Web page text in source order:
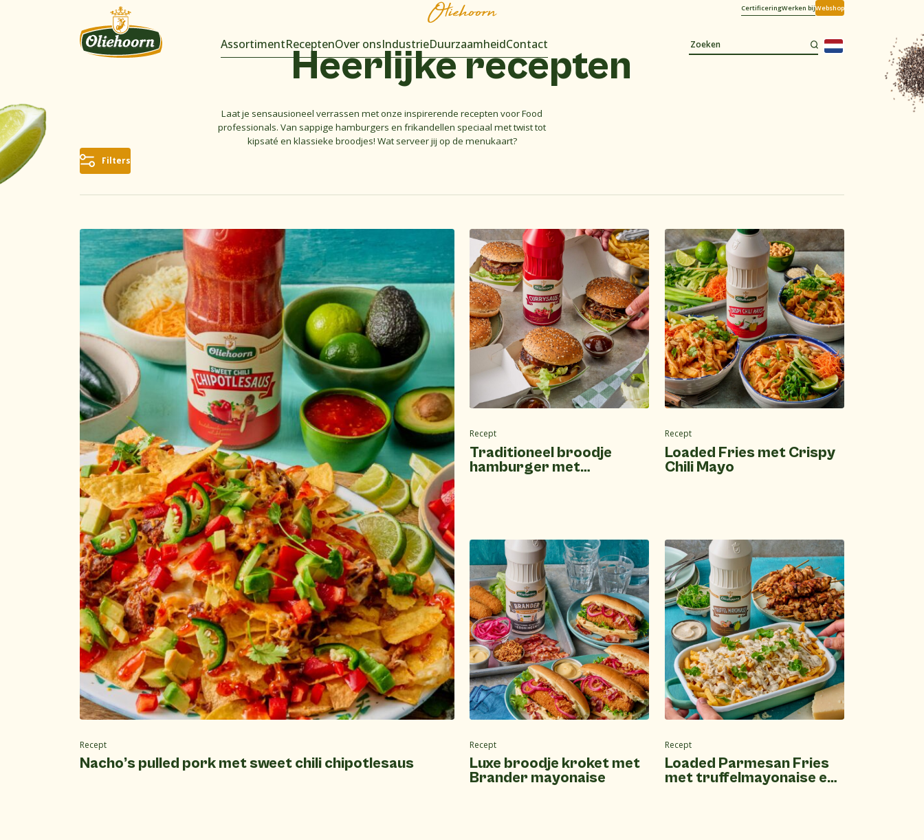
CertificeringWerken bijWebshop
AssortimentReceptenOver onsIndustrieDuurzaamheidContact
Oliehoorn
Heerlijkerecepten
Laat je sensausioneel verrassen met onze inspirerende recepten voor Food
professionals. Van sappige hamburgers en frikandellen speciaal met twist tot
kipsaté en klassieke broodjes! Wat serveer jij op de menukaart?
Filters
Recept
Nacho’s pulled pork met sweet chili chipotlesaus
Recept
Traditioneel broodje
hamburger met
Recept
Loaded Fries met Crispy
Chili Mayo
Recept
Luxe broodje kroket met
Brander mayonaise
Recept
Loaded Parmesan Fries
met truffelmayonaise en